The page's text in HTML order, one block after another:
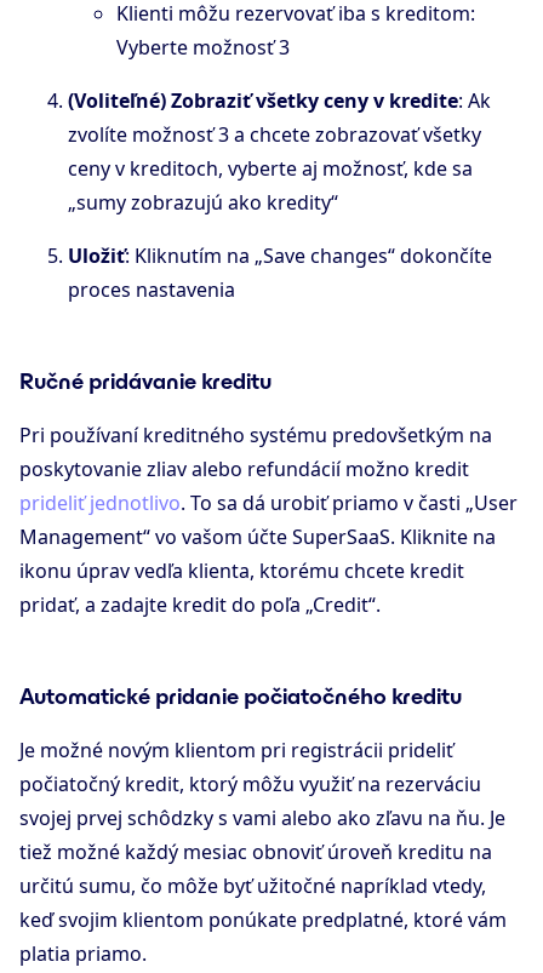
Klienti môžu rezervovať iba s kreditom:
Vyberte možnosť 3
(Voliteľné) Zobraziť všetky ceny v kredite: Ak
zvolíte možnosť 3 a chcete zobrazovať všetky
ceny v kreditoch, vyberte aj možnosť, kde sa
„sumy zobrazujú ako kredity“
Uložiť: Kliknutím na „Save changes“ dokončíte
proces nastavenia
Ručné pridávanie kreditu
Pri používaní kreditného systému predovšetkým na
poskytovanie zliav alebo refundácií možno kredit
prideliť jednotlivo. To sa dá urobiť priamo v časti „User
Management“ vo vašom účte SuperSaaS. Kliknite na
ikonu úprav vedľa klienta, ktorému chcete kredit
pridať, a zadajte kredit do poľa „Credit“.
Automatické pridanie počiatočného kreditu
Je možné novým klientom pri registrácii prideliť
počiatočný kredit, ktorý môžu využiť na rezerváciu
svojej prvej schôdzky s vami alebo ako zľavu na ňu. Je
tiež možné každý mesiac obnoviť úroveň kreditu na
určitú sumu, čo môže byť užitočné napríklad vtedy,
keď svojim klientom ponúkate predplatné, ktoré vám
platia priamo.